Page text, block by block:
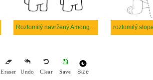
Roztomilý navržený Among Us
Eraser Undo Clear Save Size